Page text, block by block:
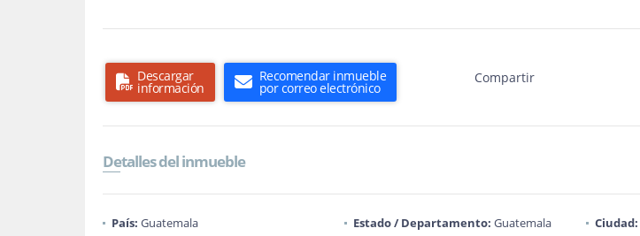
Descargar
información
Recomendar inmueble
por correo electrónico
Compartir
Detalles del inmueble
País: Guatemala Estado / Departamento: Guatemala Ciudad: